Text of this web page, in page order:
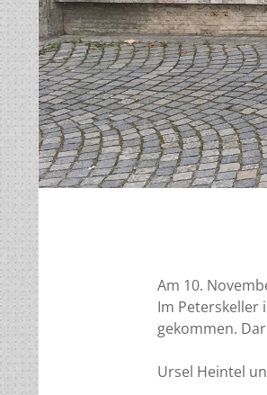
Am 10.
Im Peterskeller
gekommen.
Ursel Heintel